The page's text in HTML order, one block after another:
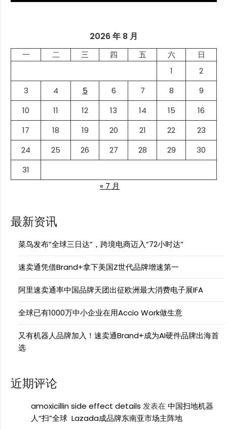
2026 年 8 月
一 二 三 四 五 六
日
1
2
3
4 5 6 7 8
9
10
11 12 13 14 15
16
17
18 19 20 21 22
23
24
25 26 27 28 29
30
31
« 7 月
最新资讯
菜鸟发布”全球三日达”，跨境电商迈入”72小时达”
速卖通凭借Brand+拿下美国Z世代品牌增速第一
阿里速卖通率中国品牌天团出征欧洲最大消费电子展IFA
全球已有1000万中小企业在用Accio Work做生意
又有机器人品牌加入！速卖通Brand+成为AI硬件品牌出海首
选
近期评论
amoxicillin side effect details 发表在 中国扫地机器
人“扫”全球 Lazada成品牌东南亚市场主阵地